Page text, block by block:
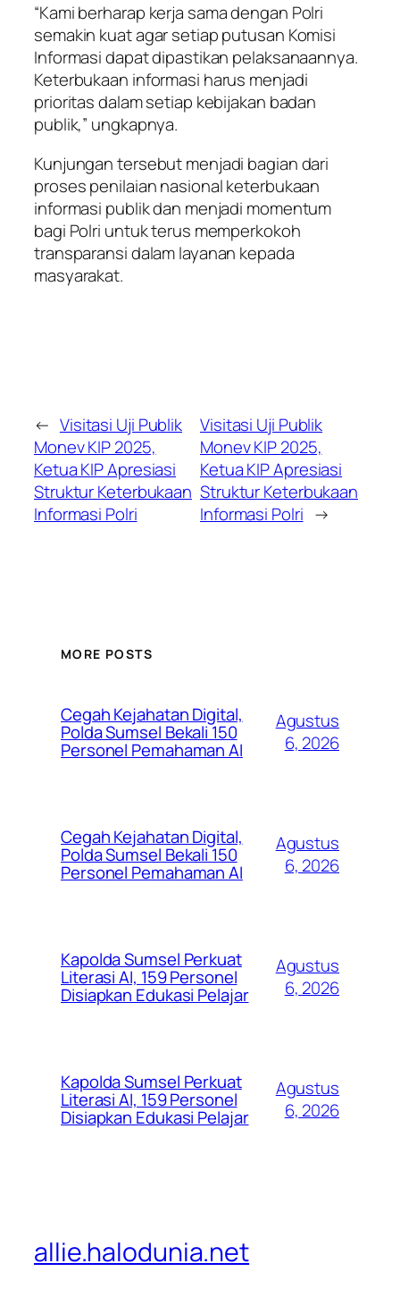
“Kami berharap kerja sama dengan Polri
semakin kuat agar setiap putusan Komisi
Informasi dapat dipastikan pelaksanaannya.
Keterbukaan informasi harus menjadi
prioritas dalam setiap kebijakan badan
publik,” ungkapnya.
Kunjungan tersebut menjadi bagian dari
proses penilaian nasional keterbukaan
informasi publik dan menjadi momentum
bagi Polri untuk terus memperkokoh
transparansi dalam layanan kepada
masyarakat.
← Visitasi Uji Publik
Monev KIP 2025,
Ketua KIP Apresiasi
Struktur Keterbukaan
Informasi Polri
Visitasi Uji Publik
Monev KIP 2025,
Ketua KIP Apresiasi
Struktur Keterbukaan
Informasi Polri →
MORE POSTS
Cegah Kejahatan Digital,
Polda Sumsel Bekali 150
Personel Pemahaman AI
Agustus
6, 2026
Cegah Kejahatan Digital,
Polda Sumsel Bekali 150
Personel Pemahaman AI
Agustus
6, 2026
Kapolda Sumsel Perkuat
Literasi AI, 159 Personel
Disiapkan Edukasi Pelajar
Agustus
6, 2026
Kapolda Sumsel Perkuat
Literasi AI, 159 Personel
Disiapkan Edukasi Pelajar
Agustus
6, 2026
allie.halodunia.net